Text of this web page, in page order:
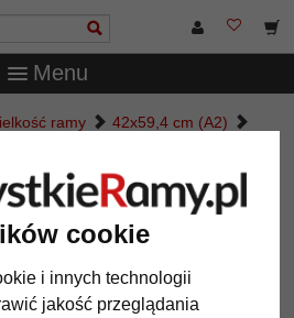
cookie
i innych technologii
jakość przeglądania
Menu
ramy
42x59,4 cm (A2)
Matrix 40